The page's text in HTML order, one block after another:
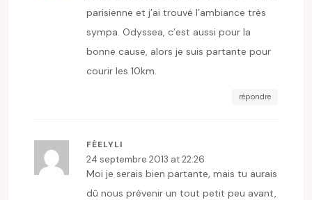
parisienne et j’ai trouvé l’ambiance très
sympa. Odyssea, c’est aussi pour la
bonne cause, alors je suis partante pour
courir les 10km.
répondre
FÉELYLI
24 septembre 2013 at 22:26
Moi je serais bien partante, mais tu aurais
dû nous prévenir un tout petit peu avant,